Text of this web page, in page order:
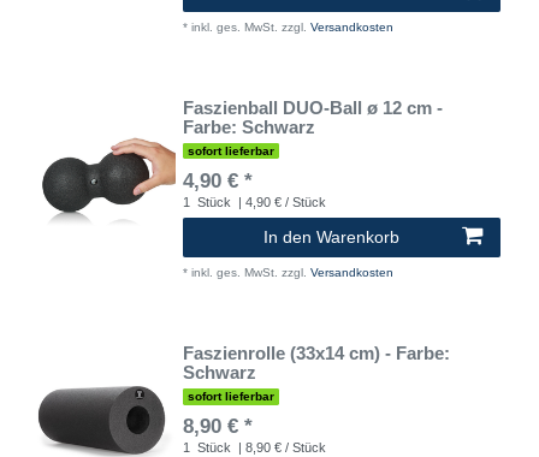
* inkl. ges. MwSt. zzgl. Versandkosten
Faszienball DUO-Ball ø 12 cm -
Farbe: Schwarz
sofort lieferbar
4,90 € *
1 Stück | 4,90 € / Stück
In den Warenkorb
* inkl. ges. MwSt. zzgl. Versandkosten
Faszienrolle (33x14 cm) - Farbe:
Schwarz
sofort lieferbar
8,90 € *
1 Stück | 8,90 € / Stück